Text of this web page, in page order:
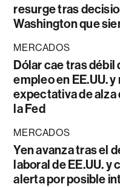
resurge tras
Washington que
MERCADOS
Dólar cae tras débil
empleo en EE.UU.
expectativa de alza
la Fed
MERCADOS
Yen avanza tras el
laboral de EE.UU. y
alerta por posible